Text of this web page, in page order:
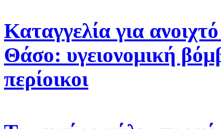
Καταγγελία για
Θάσο: υγειονομική
περίοικοι